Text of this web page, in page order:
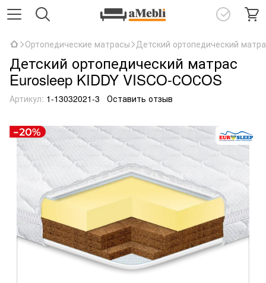
Ортопедические матрасы Детский ортопедический
Детский ортопедический матрас
Eurosleep KIDDY VISCO-СOСOS
Артикул: 1-13032021-3 Оставить отзыв